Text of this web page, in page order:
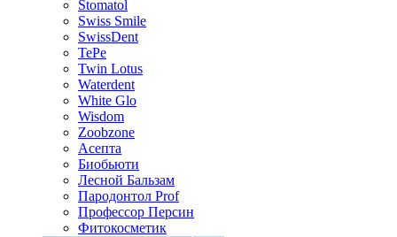
Stomatol
Swiss Smile
SwissDent
TePe
Twin Lotus
Waterdent
White Glo
Wisdom
Zoobzone
Асепта
Биобьюти
Лесной Бальзам
Пародонтол Prof
Профессор Персин
Фитокосметик